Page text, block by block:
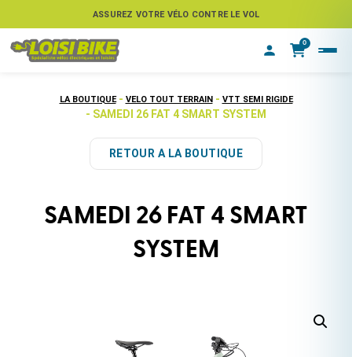
ASSUREZ VOTRE VÉLO CONTRE LE VOL
0
LA BOUTIQUE - VELO TOUT TERRAIN - VTT SEMI RIGIDE
- SAMEDI 26 FAT 4 SMART SYSTEM
RETOUR A LA BOUTIQUE
SAMEDI 26 FAT 4 SMART
SYSTEM